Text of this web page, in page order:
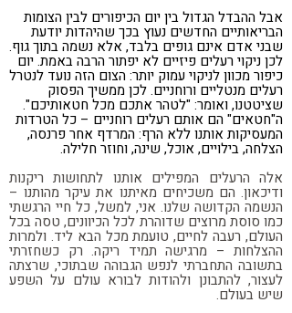
אבל ההבדל הגדול בין יום הכיפורים לבין הצומות
הבריאותיים החדשים נעוץ בכך שהיהדות יודעת
שבני אדם אינם גופים בלבד, אלא נשמה בתוך גוף.
לכן ניקוי רעלים פיזיים לא יפתור הרבה באמת. יום
כיפור מכוון לניקוי עמוק יותר: הצום הזה נועד לנטרל
רעלים מנטליים ורוחניים. לכן ממשיך הפסוק
שציטטנו, ואומר: "לטהר אתכם מכל חטאותיכם".
ה"חטאים" הם אותם רעלים רוחניים – כל הטרדות
המעסיקות אותנו ללא הרף: המרדף אחר פרנסה,
הצלחה, בילויים, אוכל, שינה, וחוזר חלילה.
אלה הרעלים המפילים אותנו לתחושות ריקנות
ודיכאון. הם משכיחים מאיתנו את עיקר מהותנו –
הנשמה הקדושה שלנו. אני, למשל, כל חיי הרגשתי
כמו סוסת מרוצים שדוהרת לכל הכיוונים, טסה בכל
העולם, רעבה לחיים, טועמת מכל הבא ליד. ולמרות
ההצלחות – מרגישה תמיד ריקה. רק כשחזרתי
בתשובה התחברתי לנפש הגבוהה שבתוכי, שרצתה
לעצור, להתבונן ולהודות לבורא עולם על השפע
שיש בעולם.